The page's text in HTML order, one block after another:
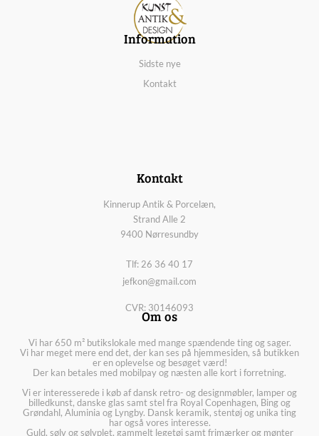
Information
Sidste nye
Kontakt
Kontakt
Kinnerup Antik & Porcelæn,
Strand Alle 2
9400 Nørresundby
Tlf: 26 36 40 17
jefkon@gmail.com
CVR: 30146093
Om os
Vi har 650 m² butikslokale med mange spændende ting og sager.
Vi har meget mere end det, der kan ses på hjemmesiden, så butikken
er en oplevelse og besøget værd!
Der kan betales med mobilpay og næsten alle kort i forretning.
Vi er interesserede i køb af dansk retro- og designmøbler, lamper og
billedkunst, danske glas samt stel fra Royal Copenhagen, Bing og
Grøndahl, Aluminia og Lyngby. Dansk keramik, stentøj og unika ting
har også vores interesse.
Guld, sølv og sølvplet, gammelt legetøj samt frimærker og mønter